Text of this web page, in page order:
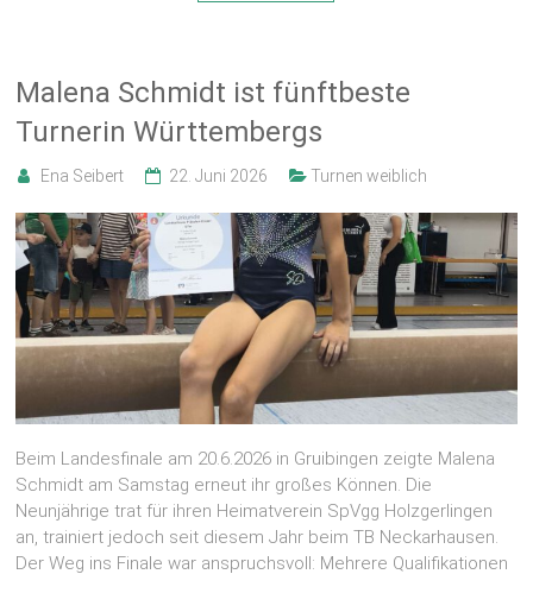
Malena Schmidt ist fünftbeste
Turnerin Württembergs
Ena Seibert 22. Juni 2026 Turnen weiblich
Beim Landesfinale am 20.6.2026 in Gruibingen zeigte Malena
Schmidt am Samstag erneut ihr großes Können. Die
Neunjährige trat für ihren Heimatverein SpVgg Holzgerlingen
an, trainiert jedoch seit diesem Jahr beim TB Neckarhausen.
Der Weg ins Finale war anspruchsvoll: Mehrere Qualifikationen